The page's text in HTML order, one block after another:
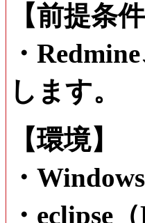
【前提条件
・
します。
【環境】
・
・eclipse